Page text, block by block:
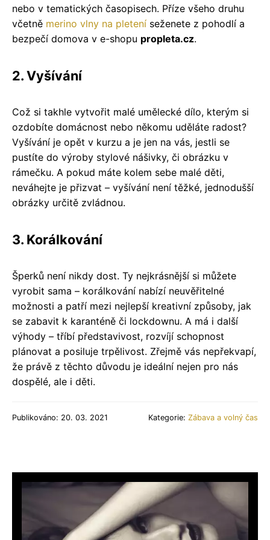
nebo v tematických časopisech. Příze všeho druhu
včetně merino vlny na pletení seženete z pohodlí a
bezpečí domova v e-shopu propleta.cz.
2. Vyšívání
Což si takhle vytvořit malé umělecké dílo, kterým si
ozdobíte domácnost nebo někomu uděláte radost?
Vyšívání je opět v kurzu a je jen na vás, jestli se
pustíte do výroby stylové nášivky, či obrázku v
rámečku. A pokud máte kolem sebe malé děti,
neváhejte je přizvat – vyšívání není těžké, jednodušší
obrázky určitě zvládnou.
3. Korálkování
Šperků není nikdy dost. Ty nejkrásnější si můžete
vyrobit sama – korálkování nabízí neuvěřitelné
možnosti a patří mezi nejlepší kreativní způsoby, jak
se zabavit k karanténě či lockdownu. A má i další
výhody – tříbí představivost, rozvíjí schopnost
plánovat a posiluje trpělivost. Zřejmě vás nepřekvapí,
že právě z těchto důvodu je ideální nejen pro nás
dospělé, ale i děti.
Publikováno: 20. 03. 2021 Kategorie: Zábava a volný čas